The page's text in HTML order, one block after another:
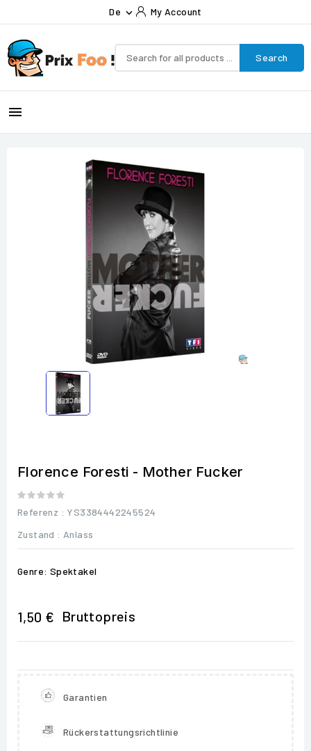
De  My Account
Search

Florence Foresti - Mother Fucker
Referenz : YS3384442245524
Zustand : Anlass
Genre: Spektakel
1,50 € Bruttopreis
Garantien
Rückerstattungsrichtlinie